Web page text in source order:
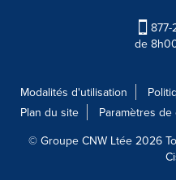
de
Modalités d'utilisation
Plan du site
Paramètres
© Groupe CNW Ltée 2026